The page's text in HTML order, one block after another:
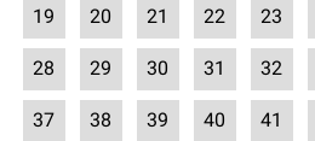
19
20 21 22 23
28
29 30 31 32
37
38 39 40 41